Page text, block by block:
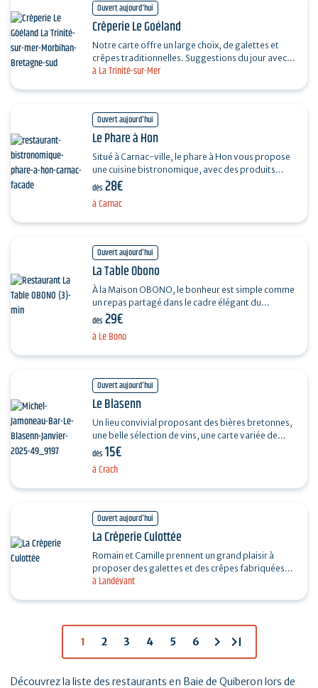
Ouvert aujourd'hui
à La Trinité-sur-Mer
Crêperie Le Goéland
Notre carte offre un large choix, de galettes et
crêpes traditionnelles. Suggestions du jour avec
les produits du marché, des confitures maison.…
Ouvert aujourd'hui
à Carnac
Le Phare à Hon
Situé à Carnac-ville, le phare à Hon vous propose
une cuisine bistronomique, avec des produits
frais, locaux et de saison.
dès 28€
Ouvert aujourd'hui
à Le Bono
La Table Obono
À la Maison OBONO, le bonheur est simple comme
un repas partagé dans le cadre élégant du
restaurant la Table OBONO. Un voyage culinaire à
dès 29€
Ouvert aujourd'hui
à Crach
Le Blasenn
Un lieu convivial proposant des bières bretonnes,
une belle sélection de vins, une carte variée de
cocktails ainsi qu’une programmation régulière…
dès 15€
Ouvert aujourd'hui
à Landévant
La Crêperie Culottée
Romain et Camille prennent un grand plaisir à
proposer des galettes et des crêpes fabriquées
avec des produits frais et locaux. Leur particularité
1 2 3 4 5 6 chevron_right last_page
Découvrez la liste des restaurants en Baie de Quiberon lors de